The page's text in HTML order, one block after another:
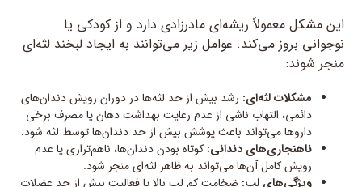
این مشکل معمولاً ریشه‌ای مادرزادی دارد و از کودکی یا
نوجوانی بروز می‌کند. عوامل زیر می‌توانند به ایجاد لبخند لثه‌ای
منجر شوند:
مشکلات لثه‌ای: رشد بیش از حد لثه‌ها در دوران رویش دندان‌های
دائمی، التهاب ناشی از عدم رعایت بهداشت دهان یا مصرف برخی
داروها می‌تواند باعث پوشش بیش از حد دندان‌ها توسط لثه شود.
ناهنجاری‌های دندانی: کوتاه بودن دندان‌ها، ناهم‌ترازی یا عدم
رویش کامل آن‌ها می‌تواند به ظاهر لثه‌ای منجر شود.
ویژگی‌های لب: ضخامت کم لب بالا یا فعالیت بیش از حد عضلات